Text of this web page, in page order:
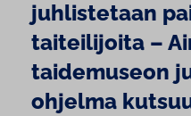
juhlistetaan
taiteilijoita –
taidemuseon
ohjelma